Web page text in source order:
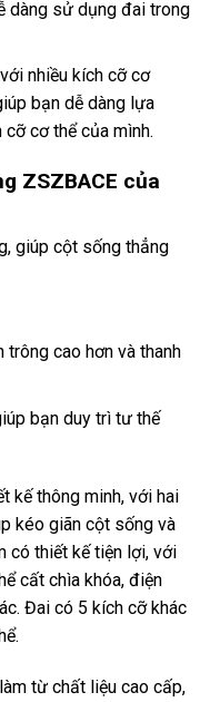
dàng sử dụng đai trong
nhiều kích cỡ cơ
bạn dễ dàng lựa
cơ thể của mình.
ZSZBACE của
giúp cột sống thẳng
trông cao hơn và thanh
bạn duy trì tư thế
kế thông minh, với hai
kéo giãn cột sống và
có thiết kế tiện lợi, với
cất chìa khóa, điện
Đai có 5 kích cỡ khác
từ chất liệu cao cấp,